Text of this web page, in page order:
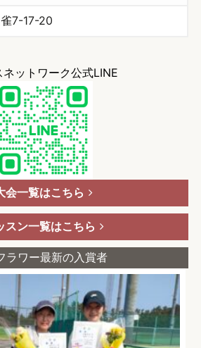
7-17-20
ネットワーク公式LINE
会一覧はこちら
スン一覧はこちら
ラワー最新の入賞者